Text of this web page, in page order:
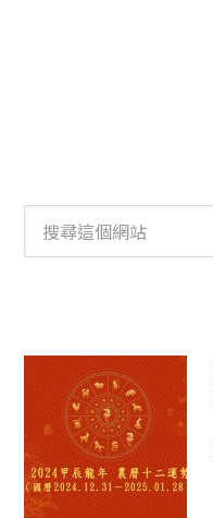
這